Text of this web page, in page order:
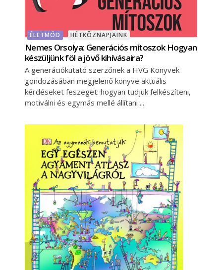
ÉLETMÓD HÉTKÖZNAPJAINK
Nemes Orsolya: Generációs mítoszok Hogyan
készüljünk föl a jövő kihívásaira?
A generációkutató szerzőnek a HVG Könyvek
gondozásában megjelenő könyve aktuális
kérdéseket feszeget: hogyan tudjuk felkészíteni,
motiválni és egymás mellé állítani